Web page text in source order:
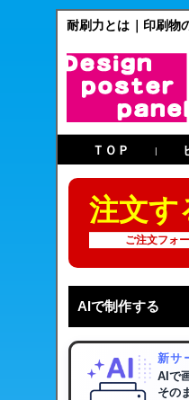
耐刷力とは｜印刷物
ＴＯＰ |
注文す
ご注文フォ
AIで制作する
新サ
AIで
その